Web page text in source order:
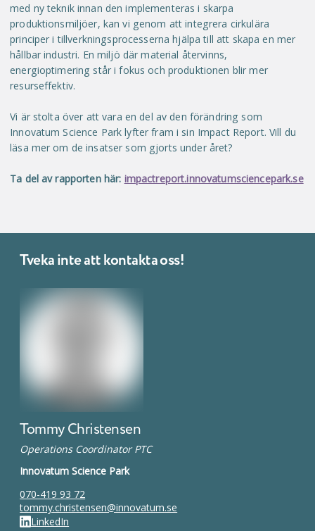
med ny teknik innan den implementeras i skarpa
produktionsmiljöer, kan vi genom att integrera cirkulära
principer i tillverkningsprocesserna hjälpa till att skapa en mer
hållbar industri. En miljö där material återvinns,
energioptimering står i fokus och produktionen blir mer
resurseffektiv.
Vi är stolta över att vara en del av den förändring som
Innovatum Science Park lyfter fram i sin Impact Report. Vill du
läsa mer om de insatser som gjorts under året?
Ta del av rapporten här: impactreport.innovatumsciencepark.se
Tveka inte att kontakta oss!
Tommy Christensen
Operations Coordinator PTC
Innovatum Science Park
070-419 93 72
tommy.christensen@innovatum.se
LinkedIn